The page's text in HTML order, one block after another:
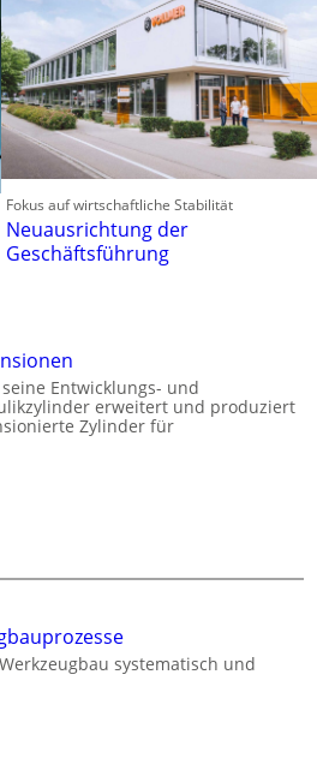
Fokus auf wirtschaftliche Stabilität
Neuausrichtung der
Geschäftsführung
Entwicklungs- und
erweitert und produziert
Zylinder für
systematisch und